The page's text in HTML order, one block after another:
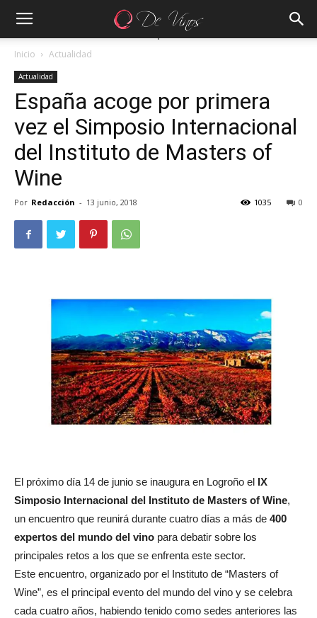
Inicio Actualidad
Actualidad
España acoge por primera
vez el Simposio Internacional
del Instituto de Masters of
Wine
Por Redacción - 13 junio, 2018 0
1035
El próximo día 14 de junio se inaugura en Logroño el IX
Simposio Internacional del Instituto de Masters of Wine,
un encuentro que reunirá durante cuatro días a más de 400
expertos del mundo del vino para debatir sobre los
principales retos a los que se enfrenta este sector.
Este encuentro, organizado por el Instituto de “Masters of
Wine”, es el principal evento del mundo del vino y se celebra
cada cuatro años, habiendo tenido como sedes anteriores las